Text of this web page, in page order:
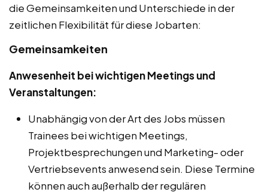
die Gemeinsamkeiten und Unterschiede in der
zeitlichen Flexibilität für diese Jobarten:
Gemeinsamkeiten
Anwesenheit bei wichtigen Meetings und
Veranstaltungen:
Unabhängig von der Art des Jobs müssen
Trainees bei wichtigen Meetings,
Projektbesprechungen und Marketing- oder
Vertriebsevents anwesend sein. Diese Termine
können auch außerhalb der regulären